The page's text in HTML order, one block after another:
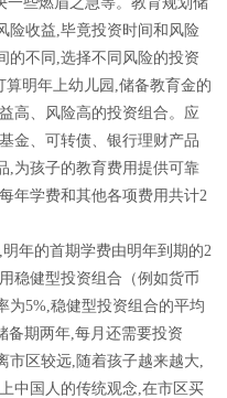
险收益,毕竟投资时间和风险
的不同,选择不同风险的投资
明年上幼儿园,储备教育金的
高、风险高的投资组合。应
金、可转债、银行理财产品
,为孩子的教育费用提供可靠
年学费和其他各项费用共计2
年的首期学费由明年到期的2
稳健型投资组合（例如货币
为5%,稳健型投资组合的平均
备期两年,每月还需要投资
市区较远,随着孩子越来越大,
中国人的传统观念,在市区买